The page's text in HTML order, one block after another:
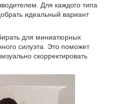
Для каждого типа
идеальный вариант
для миниатюрных
силуэта. Это поможет
скорректировать